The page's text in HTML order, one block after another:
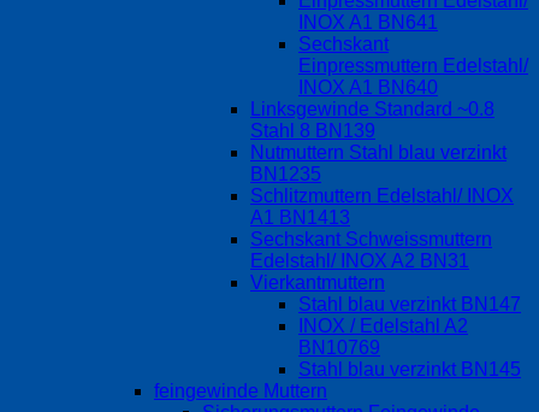
INOX A1 BN641
Sechskant
Einpressmuttern Edelstahl/
INOX A1 BN640
Linksgewinde Standard ~0.8
Stahl 8 BN139
Nutmuttern Stahl blau verzinkt
BN1235
Schlitzmuttern Edelstahl/ INOX
A1 BN1413
Sechskant Schweissmuttern
Edelstahl/ INOX A2 BN31
Vierkantmuttern
Stahl blau verzinkt BN147
INOX / Edelstahl A2
BN10769
Stahl blau verzinkt BN145
feingewinde Muttern